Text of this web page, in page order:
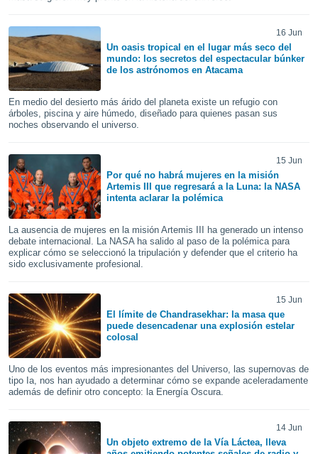
o
aunque
no
Puedes
acceder a
únicos
como
este sitio
IP
de
posible
traten tus
interés
a lo que
Para
16 Jun
Un oasis tropical en el lugar más seco del
mundo: los secretos del espectacular búnker
de los astrónomos en Atacama
En medio del desierto más árido del planeta existe un refugio con
árboles, piscina y aire húmedo, diseñado para quienes pasan sus
noches observando el universo.
15 Jun
Por qué no habrá mujeres en la misión
Artemis III que regresará a la Luna: la NASA
intenta aclarar la polémica
La ausencia de mujeres en la misión Artemis III ha generado un intenso
debate internacional. La NASA ha salido al paso de la polémica para
explicar cómo se seleccionó la tripulación y defender que el criterio ha
sido exclusivamente profesional.
15 Jun
El límite de Chandrasekhar: la masa que
puede desencadenar una explosión estelar
colosal
Uno de los eventos más impresionantes del Universo, las supernovas de
tipo Ia, nos han ayudado a determinar cómo se expande aceleradamente
además de definir otro concepto: la Energía Oscura.
14 Jun
Un objeto extremo de la Vía Láctea, lleva